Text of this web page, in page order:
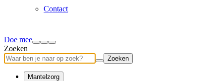
Contact
Doe mee
Zoeken
Zoeken
Mantelzorg